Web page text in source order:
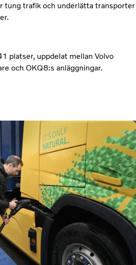
tung trafik och underlätta transporter
platser, uppdelat mellan Volvo
och OKQ8:s anläggningar.